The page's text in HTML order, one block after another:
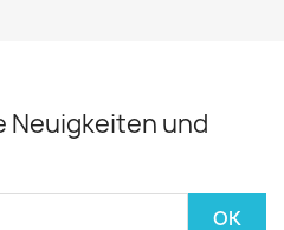
Neuigkeiten und